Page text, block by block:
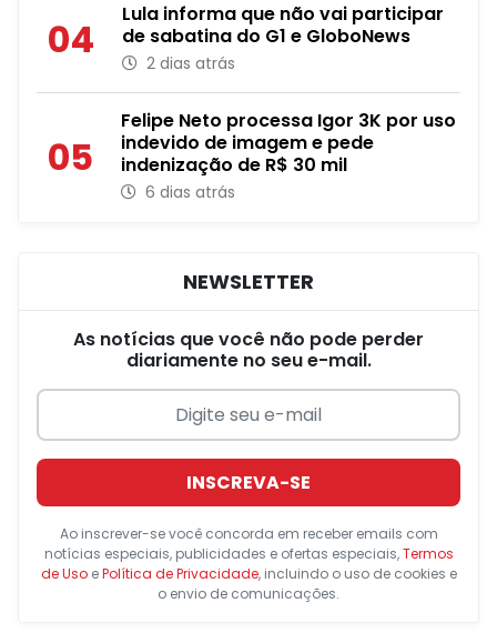
04
Lula informa que não vai participar
de sabatina do G1 e GloboNews
2 dias atrás
05
Felipe Neto processa Igor 3K por uso
indevido de imagem e pede
indenização de R$ 30 mil
6 dias atrás
NEWSLETTER
As notícias que você não pode perder
diariamente no seu e-mail.
INSCREVA-SE
Ao inscrever-se você concorda em receber emails com
notícias especiais, publicidades e ofertas especiais,Termos
de UsoePolítica de Privacidade, incluindo o uso de cookies e
o envio de comunicações.